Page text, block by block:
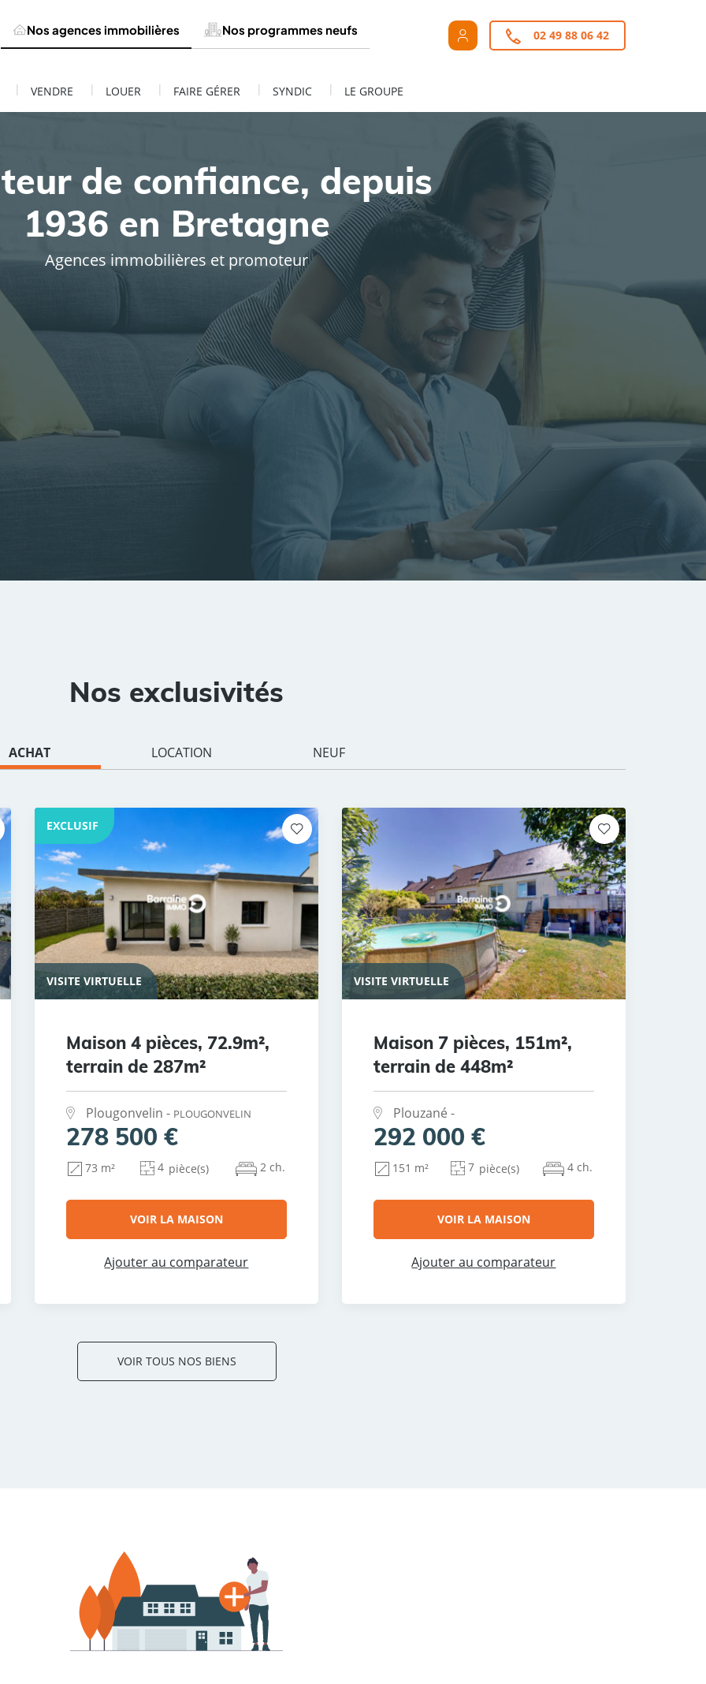
Nos agences immobilières Nos programmes neufs 02 49 88 06 42
| VENDRE | LOUER | FAIRE GÉRER | SYNDIC | LE GROUPE
de confiance, depuis
1936 en Bretagne
Agences immobilières et promoteur
ESTIMATION DE MON BIEN
Rayon Budget
Nos exclusivités
ACHAT LOCATION NEUF
EXCLUSIF
VISITE VIRTUELLE
Maison 4 pièces, 72.9m²,
terrain de 287m²
Plougonvelin - PLOUGONVELIN
278 500 €
73 m² 4 pièce(s) 2 ch.
VOIR LA MAISON
Ajouter au comparateur
VISITE VIRTUELLE
Maison 7 pièces, 151m²,
terrain de 448m²
Plouzané -
292 000 €
151 m² 7 pièce(s) 4 ch.
VOIR LA MAISON
Ajouter au comparateur
VOIR TOUS NOS BIENS